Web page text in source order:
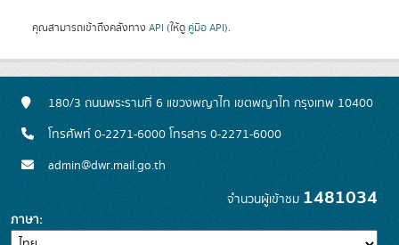
คุณสามารถเข้าถึงคลังทาง API (ให้ดู คู่มือ API).
180/3 ถนนพระรามที่ 6 แขวงพญาไท เขตพญาไท กรุงเทพ 10400
โทรศัพท์ 0-2271-6000 โทรสาร 0-2271-6000
admin@dwr.mail.go.th
จำนวนผู้เข้าชม 1481034
ภาษา